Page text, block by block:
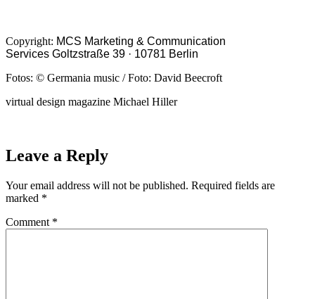
Copyright: MCS Marketing & Communication
Services Goltzstraße 39 · 10781 Berlin
Fotos: © Germania music / Foto: David Beecroft
virtual design magazine Michael Hiller
Leave a Reply
Your email address will not be published. Required fields are
marked *
Comment *